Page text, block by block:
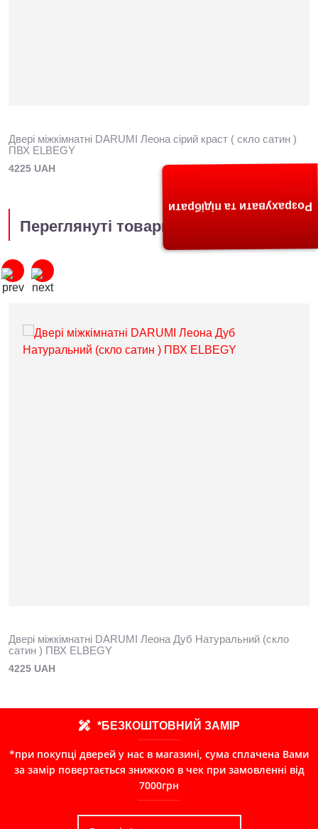
Двері міжкімнатні DARUMI Леона сірий краст ( скло сатин )
ПВХ ELBEGY
4225 UAH
Переглянуті товари
Двері міжкімнатні DARUMI Леона Дуб Натуральний (скло
сатин ) ПВХ ELBEGY
4225 UAH
*БЕЗКОШТОВНИЙ ЗАМІР
*при покупці дверей у нас в магазині, сума сплачена Вами
за замір повертається знижкою в чек при замовленні від
7000грн
Розрахувати та підібрати